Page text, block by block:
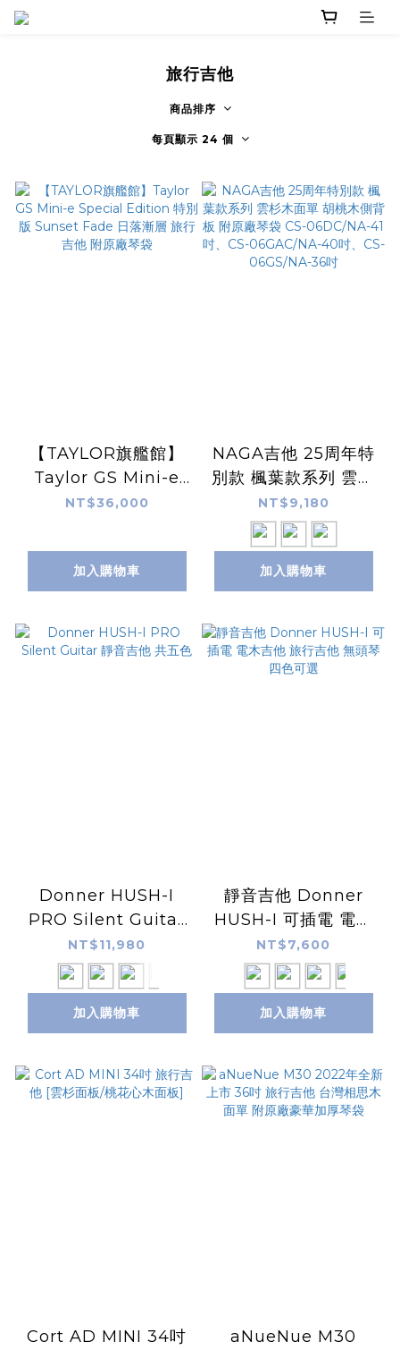
旅行吉他
商品排序
每頁顯示 24 個
【TAYLOR旗艦館】
Taylor GS Mini-e
Special Edition 特
日落漸層 旅行吉他 附
原廠琴袋
NT$36,000
加入購物車
NAGA吉他 25周年特
別款 楓葉款系列 雲杉
木面單 胡桃木側背板
附原廠琴袋 CS-
06DC/NA-41吋、
CS-06GAC/NA-40
36吋
NT$9,180
加入購物車
Donner HUSH-I
PRO Silent Guitar
靜音吉他 共五色
NT$11,980
加入購物車
靜音吉他 Donner
HUSH-I 可插電 電木
吉他 旅行吉他 無頭琴
四色可選
NT$7,600
加入購物車
Cort AD MINI 34吋
aNueNue M30